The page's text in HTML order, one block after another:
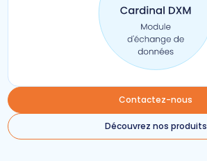
Contactez-nous
Découvrez nos produits